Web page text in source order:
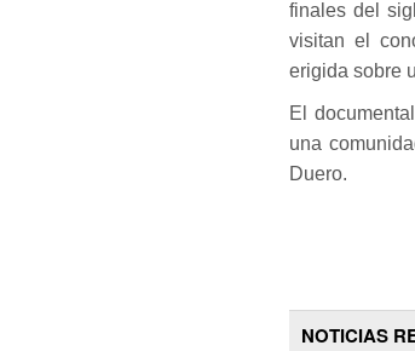
finales del
visitan el
erigida sobre
El
una
Duero.
NOTICIAS